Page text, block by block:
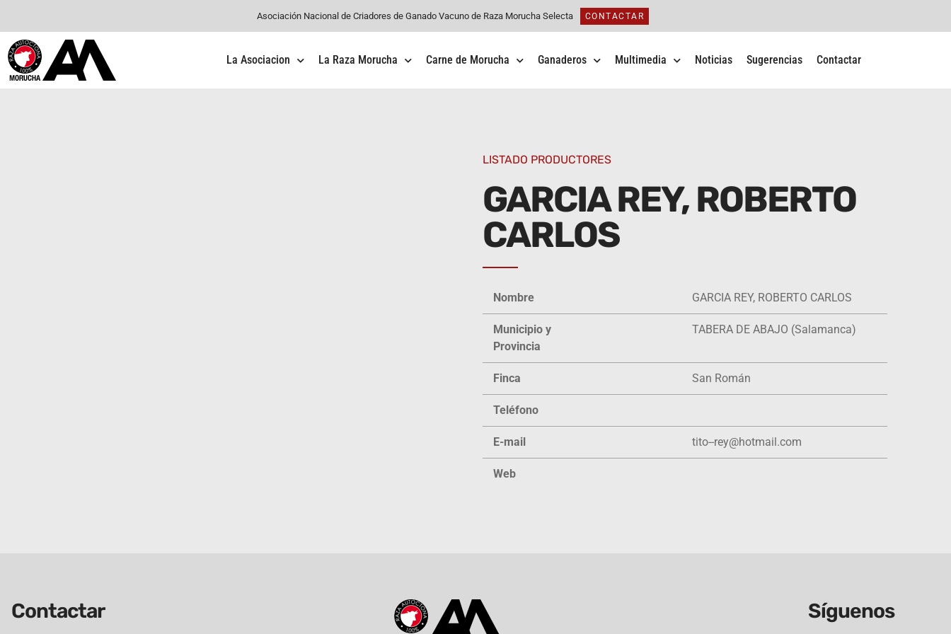
Asociación Nacional de Criadores de Ganado Vacuno de Raza Morucha Selecta CONTACTAR
La Asociacion La Raza Morucha Carne de Morucha Ganaderos Multimedia Noticias Sugerencias Contactar
LISTADO PRODUCTORES
GARCIA REY, ROBERTO
CARLOS
Nombre GARCIA REY, ROBERTO CARLOS
Municipio y
Provincia
TABERA DE ABAJO (Salamanca)
Finca San Román
Teléfono
E-mail tito--rey@hotmail.com
Web
Contactar Síguenos